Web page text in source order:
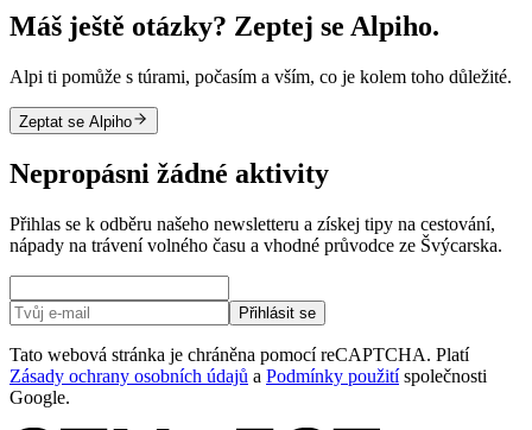
Máš ještě otázky? Zeptej se Alpiho.
Alpi ti pomůže s túrami, počasím a vším, co je kolem toho důležité.
Zeptat se Alpiho
Nepropásni žádné aktivity
Přihlas se k odběru našeho newsletteru a získej tipy na cestování,
nápady na trávení volného času a vhodné průvodce ze Švýcarska.
Přihlásit se
Tato webová stránka je chráněna pomocí reCAPTCHA. Platí
Zásady ochrany osobních údajů a Podmínky použitíspolečnosti
Google.